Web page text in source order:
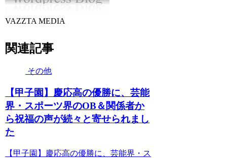
VAZZTA MEDIA
関連記事
その他
【甲子園】慶応高の優勝に、芸能
界・スポーツ界のOB＆関係者か
ら祝福の声が続々と寄せられまし
た
【甲子園】慶応高の優勝に、芸能界・ス